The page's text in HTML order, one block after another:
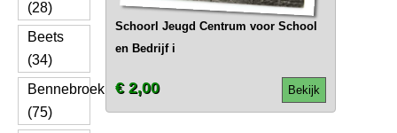
(28)
Beets
(34)
Bennebroek
(75)
Schoorl Jeugd Centrum voor School
en Bedrijf i
Bekijk
€ 2,00